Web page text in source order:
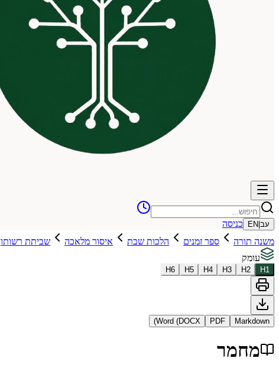
עב EN
כניסה
משנה תורה
ספר זמנים הלכות שבת איסור מלאכה שביתת רשותו
עומק
H1
H2
H3
H4
H5
H6
Markdown
PDF
Word (DOCX)
מחמר